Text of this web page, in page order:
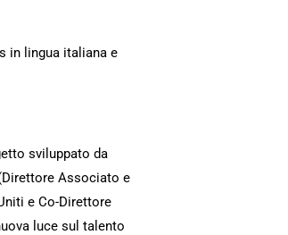
in lingua italiana e
sviluppato da
Associato e
e Co-Direttore
luce sul talento